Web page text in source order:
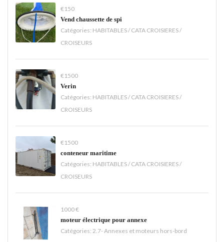
€150
Vend chaussette de spi
Catégories: HABITABLES / CATA CROISIERES /
CROISEURS
€1500
Verin
Catégories: HABITABLES / CATA CROISIERES /
CROISEURS
€1500
conteneur maritime
Catégories: HABITABLES / CATA CROISIERES /
CROISEURS
1000 €
moteur électrique pour annexe
Catégories: 2.7- Annexes et moteurs hors-bord